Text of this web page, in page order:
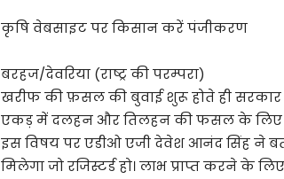
कृषि वेबसाइट पर किसान करें पंजीकरण
बरहज/देवरिया (राष्ट्र की परम्परा)
खरीफ की फ़सल की बुवाई शुरू होते ही सरकार
एकड़ में दलहन और तिलहन की फसल के लिए
इस विषय पर एडीओ एजी देवेश आनंद सिंह ने
मिलेगा जो रजिस्टर्ड हो। लाभ प्राप्त करने के